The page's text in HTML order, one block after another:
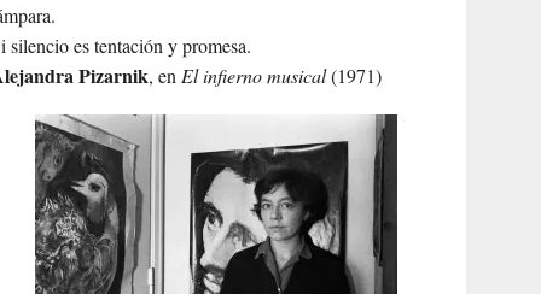
silencio es tentación y promesa.
Pizarnik, enEl infierno musical(1971)